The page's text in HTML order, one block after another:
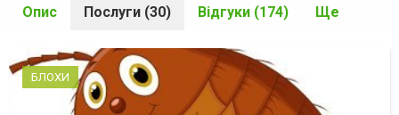
Опис Послуги (30) Відгуки (174) Ще
БЛОХИ